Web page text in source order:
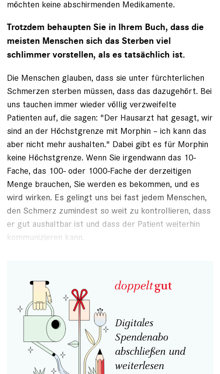
möchten keine abschirmenden Medikamente.
Trotzdem behaupten Sie in Ihrem Buch, dass die
meisten Menschen sich das Sterben viel
schlimmer vorstellen, als es tatsächlich ist.
Die Menschen glauben, dass sie unter fürchterlichen
Schmerzen sterben müssen, dass das dazugehört. Bei
uns tauchen immer wieder völlig verzweifelte
Patienten auf, die sagen: "Der Hausarzt hat gesagt, wir
sind an der Höchstgrenze mit Morphin – ich kann das
aber nicht mehr aushalten." Dabei gibt es für Morphin
keine Höchstgrenze. Wenn Sie irgendwann das 10-
Fache, das 100- oder 1000-Fache der derzeitigen
Menge brauchen, Sie werden es bekommen, und es
wird wirken. Es gelingt uns bei fast jedem Menschen,
den Schmerz zumindest so weit zu kontrol­lieren, dass
er gut aushaltbar ist und dass der Patient weiterhin
kommunizieren kann.
Digitales
Spendenabo
abschließen und
weiterlesen